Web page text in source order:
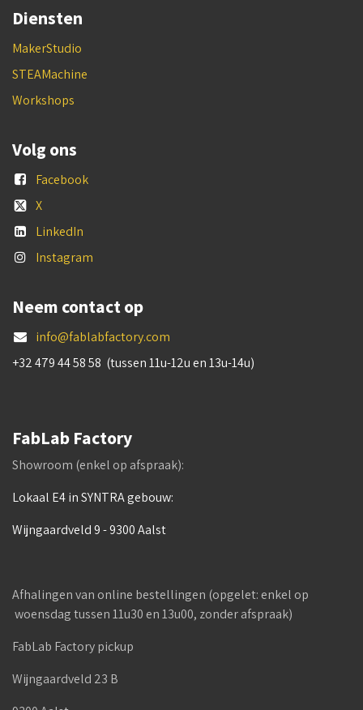
Diensten
MakerStudio
STEAMachine
Workshops
Volg ons
Facebook
X
LinkedIn
Instagram
Neem contact op
info@fablabfactory.com
+32 479 44 58 58 (tussen 11u-12u en 13u-14u)
FabLab Factory
Showroom (enkel op afspraak):
Lokaal E4 in SYNTRA gebouw:
Wijngaardveld 9 - 9300 Aalst
Afhalingen van online bestellingen (opgelet: enkel op
woensdag tussen 11u30 en 13u00, zonder afspraak)
FabLab Factory pickup
Wijngaardveld 23 B